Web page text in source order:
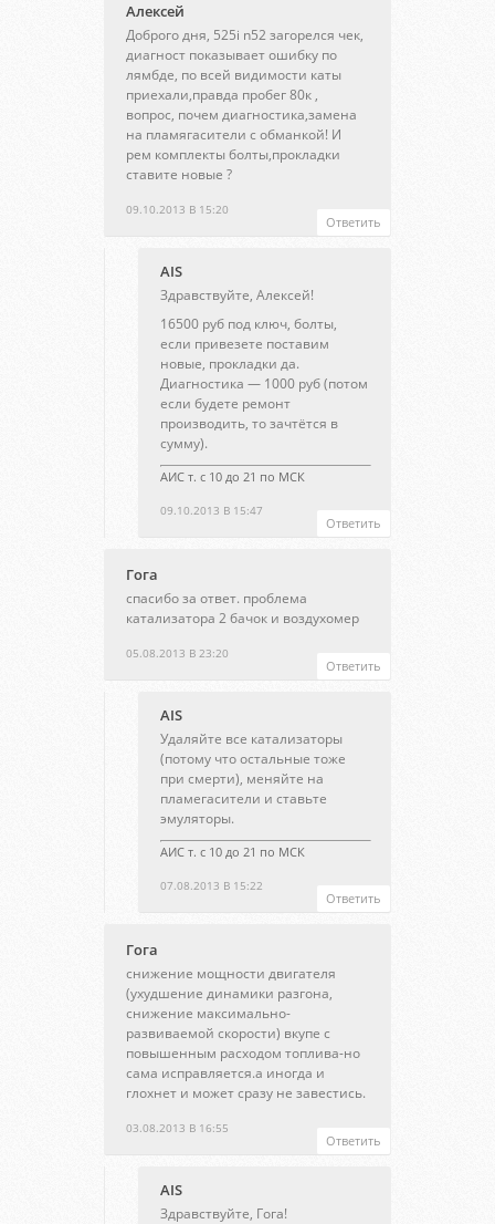
Алексей
09.10.2013 В 15:20
Доброго дня, 525i n52 загорелся чек,
диагност показывает ошибку по
лямбде, по всей видимости каты
приехали,правда пробег 80к ,
вопрос, почем диагностика,замена
на пламягасители с обманкой! И
рем комплекты болты,прокладки
ставите новые ?
Ответить
AIS
09.10.2013 В 15:47
Здравствуйте, Алексей!
16500 руб под ключ, болты,
если привезете поставим
новые, прокладки да.
Диагностика — 1000 руб (потом
если будете ремонт
производить, то зачтётся в
сумму).
АИС т. с 10 до 21 по МСК
Ответить
Гога
05.08.2013 В 23:20
спасибо за ответ. проблема
катализатора 2 бачок и воздухомер
Ответить
AIS
07.08.2013 В 15:22
Удаляйте все катализаторы
(потому что остальные тоже
при смерти), меняйте на
пламегасители и ставьте
эмуляторы.
АИС т. с 10 до 21 по МСК
Ответить
Гога
03.08.2013 В 16:55
снижение мощности двигателя
(ухудшение динамики разгона,
снижение максимально-
развиваемой скорости) вкупе с
повышенным расходом топлива-но
сама исправляется.а иногда и
глохнет и может сразу не завестись.
Ответить
AIS
Здравствуйте, Гога!